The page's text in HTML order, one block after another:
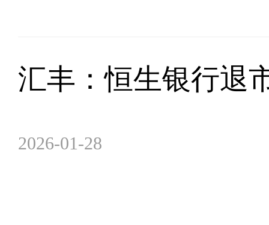
汇丰：恒生银行退
2026-01-28